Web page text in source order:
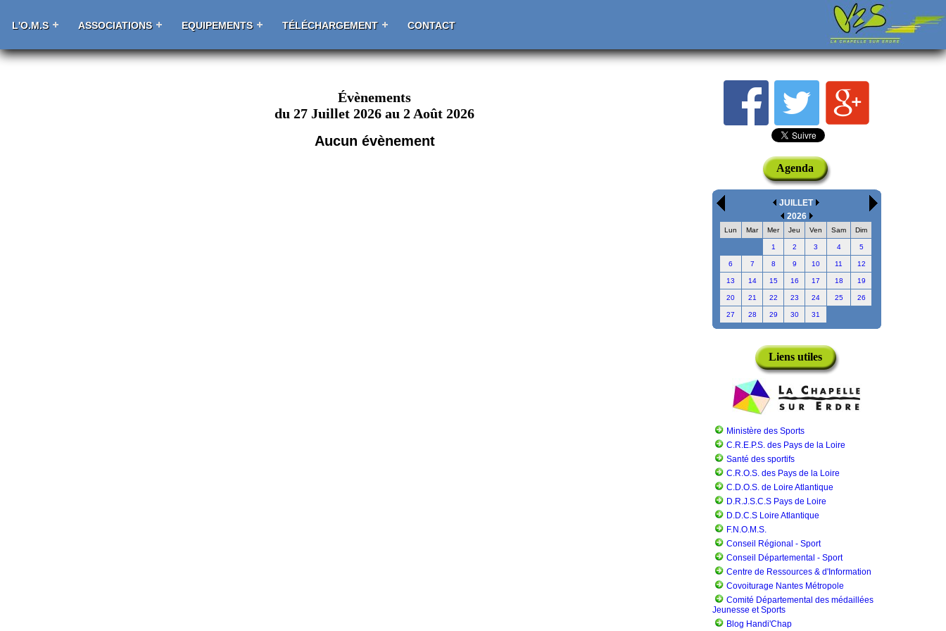
L'O.M.S ASSOCIATIONS EQUIPEMENTS TÉLÉCHARGEMENT CONTACT
Évènements
du 27 Juillet 2026 au 2 Août 2026
Aucun évènement
Agenda
JUILLET
2026
Lun Mar Mer Jeu Ven Sam Dim
1 2 3 4 5
6 7 8 9 10 11 12
13 14 15 16 17 18 19
20 21 22 23 24 25 26
27 28 29 30 31
Liens utiles
Ministère des Sports
C.R.E.P.S. des Pays de la Loire
Santé des sportifs
C.R.O.S. des Pays de la Loire
C.D.O.S. de Loire Atlantique
D.R.J.S.C.S Pays de Loire
D.D.C.S Loire Atlantique
F.N.O.M.S.
Conseil Régional - Sport
Conseil Départemental - Sport
Centre de Ressources & d'Information
Covoiturage Nantes Métropole
Comité Départemental des médaillées
Jeunesse et Sports
Blog Handi'Chap